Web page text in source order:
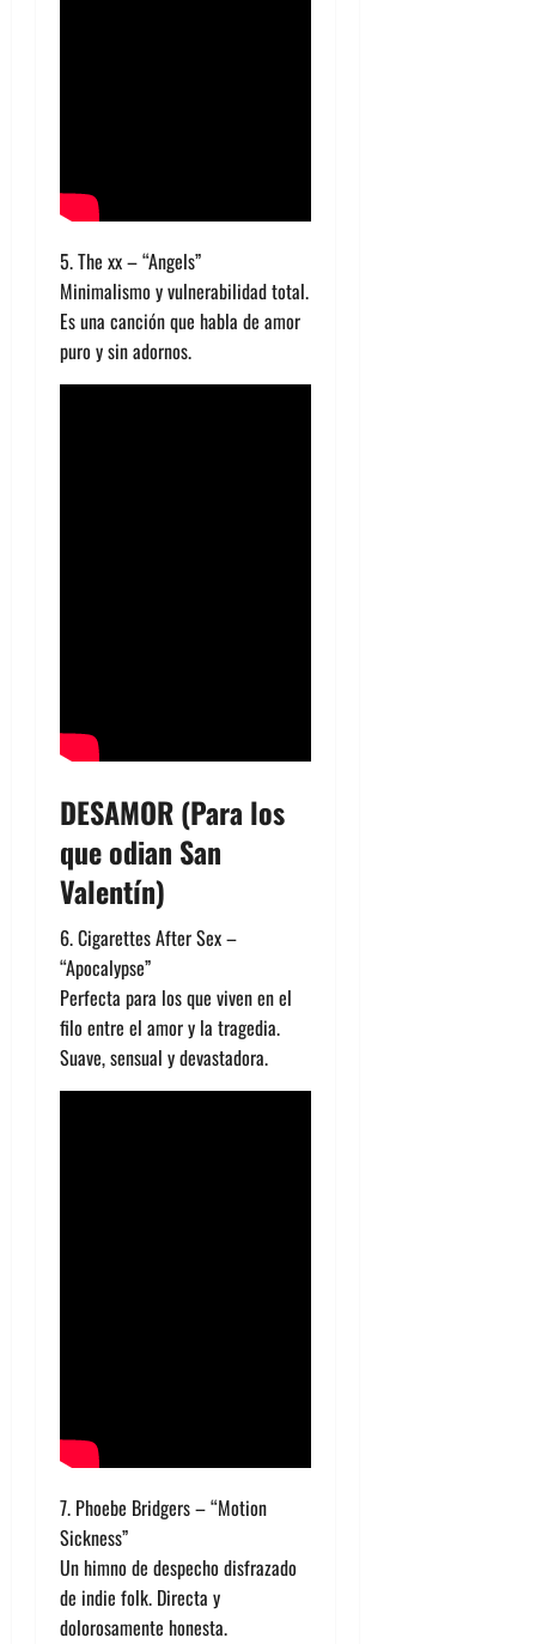
5. The xx – “Angels”
Minimalismo y vulnerabilidad total.
Es una canción que habla de amor
puro y sin adornos.
DESAMOR (Para los
que odian San
Valentín)
6. Cigarettes After Sex –
“Apocalypse”
Perfecta para los que viven en el
filo entre el amor y la tragedia.
Suave, sensual y devastadora.
7. Phoebe Bridgers – “Motion
Sickness”
Un himno de despecho disfrazado
de indie folk. Directa y
dolorosamente honesta.